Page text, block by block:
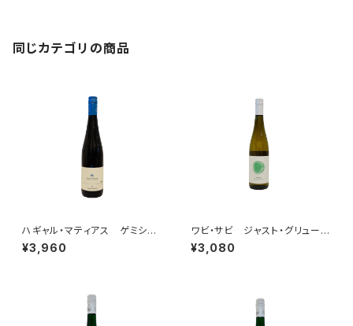
同じカテゴリの商品
ハギャル・マティアス ゲミシュ
ター・サッツ 2023
¥3,960
ワビ・サビ ジャスト・グリューナ
ー・ヴェルトリーナー 2023
¥3,080